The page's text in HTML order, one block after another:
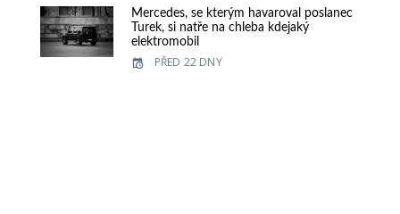
Mercedes, se kterým havaroval poslanec
Turek, si natře na chleba kdejaký
elektromobil
PŘED 22 DNY